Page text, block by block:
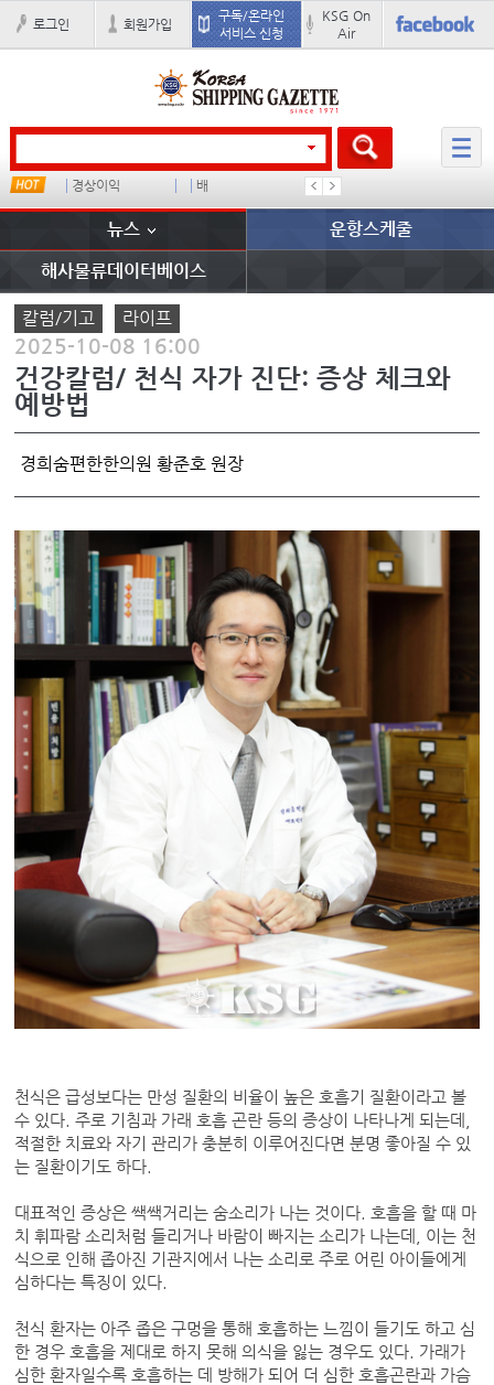
로그인 회원가입
구독/온라인
서비스 신청
KSG On
Air
경상이익 배 부산신항
뉴스 운항스케줄
해사물류데이터베이스
칼럼/기고 라이프
2025-10-08 16:00
건강칼럼/ 천식 자가 진단: 증상 체크와
예방법
경희숨편한한의원 황준호 원장
천식은 급성보다는 만성 질환의 비율이 높은 호흡기 질환이라고 볼
수 있다. 주로 기침과 가래 호흡 곤란 등의 증상이 나타나게 되는데,
적절한 치료와 자기 관리가 충분히 이루어진다면 분명 좋아질 수 있
는 질환이기도 하다.
대표적인 증상은 쌕쌕거리는 숨소리가 나는 것이다. 호흡을 할 때 마
치 휘파람 소리처럼 들리거나 바람이 빠지는 소리가 나는데, 이는 천
식으로 인해 좁아진 기관지에서 나는 소리로 주로 어린 아이들에게
심하다는 특징이 있다.
천식 환자는 아주 좁은 구멍을 통해 호흡하는 느낌이 들기도 하고 심
한 경우 호흡을 제대로 하지 못해 의식을 잃는 경우도 있다. 가래가
심한 환자일수록 호흡하는 데 방해가 되어 더 심한 호흡곤란과 가슴